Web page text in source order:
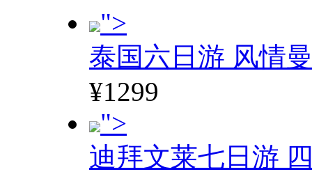
">
泰国六日游 风情
¥1299
">
迪拜文莱七日游